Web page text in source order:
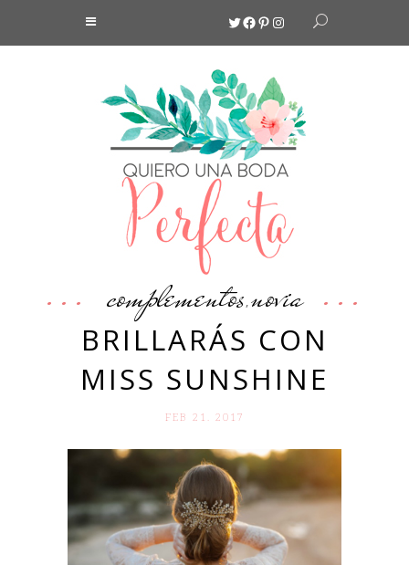
Twitter
Facebook
Pinterest
Instagram
complementos,novia
BRILLARÁS CON
MISS SUNSHINE
FEB 21. 2017